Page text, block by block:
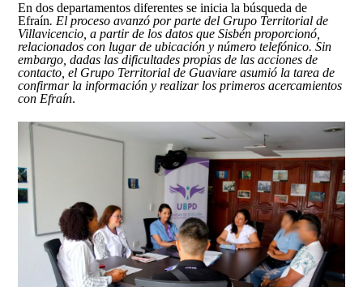
En dos departamentos diferentes se inicia la búsqueda de
Efraín. El proceso avanzó por parte del Grupo Territorial de
Villavicencio, a partir de los datos que Sisbén proporcionó,
relacionados con lugar de ubicación y número telefónico. Sin
embargo, dadas las dificultades propias de las acciones de
contacto, el Grupo Territorial de Guaviare asumió la tarea de
confirmar la información y realizar los primeros acercamientos
con Efraín.